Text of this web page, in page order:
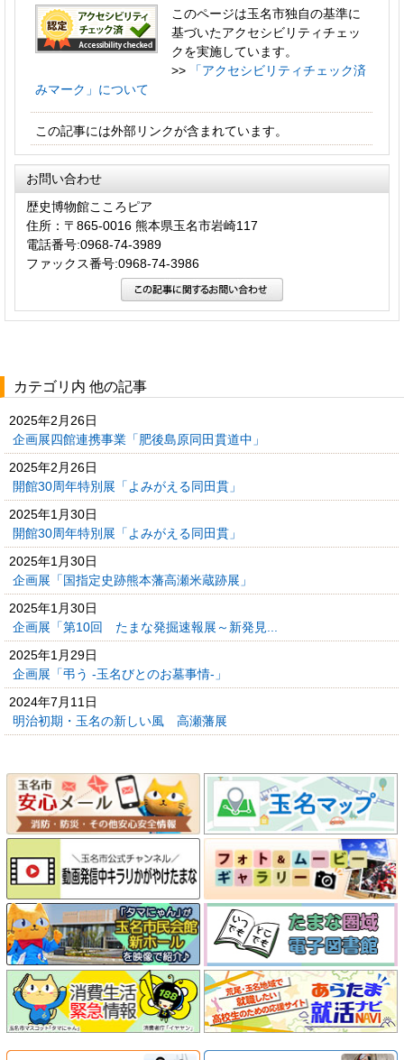
このページは玉名市独自の基準に
基づいたアクセシビリティチェッ
クを実施しています。
>>
「アクセシビリティチェック済
みマーク」について
この記事には外部リンクが含まれています。
お問い合わせ
歴史博物館こころピア
住所：〒865-0016 熊本県玉名市岩崎117
電話番号:0968-74-3989
ファックス番号:0968-74-3986
カテゴリ内 他の記事
2025年2月26日
企画展四館連携事業「肥後島原同田貫道中」
2025年2月26日
開館30周年特別展「よみがえる同田貫」
2025年1月30日
開館30周年特別展「よみがえる同田貫」
2025年1月30日
企画展「国指定史跡熊本藩高瀬米蔵跡展」
2025年1月30日
企画展「第10回 たまな発掘速報展～新発見...
2025年1月29日
企画展「弔う -玉名びとのお墓事情-」
2024年7月11日
明治初期・玉名の新しい風 高瀬藩展